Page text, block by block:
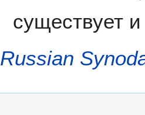
существует
Russian